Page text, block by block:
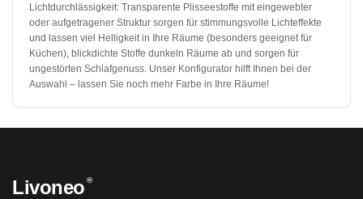
Lichtdurchlässigkeit: Transparente Plisseestoffe mit eingewebter
oder aufgetragener Struktur sorgen für stimmungsvolle Lichteffekte
und lassen viel Helligkeit in Ihre Räume (besonders geeignet für
Küchen), blickdichte Stoffe dunkeln Räume ab und sorgen für
ungestörten Schlafgenuss. Unser Konfigurator hilft Ihnen bei der
Auswahl – lassen Sie noch mehr Farbe in Ihre Räume!
Livoneo ®